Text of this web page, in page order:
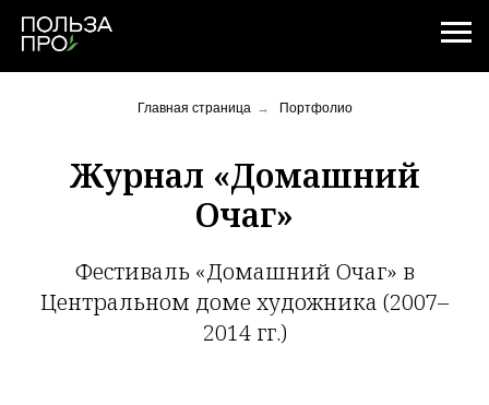
Главная страница → Портфолио
Журнал «Домашний
Очаг»
Фестиваль «Домашний Очаг» в
Центральном доме художника (2007–
2014 гг.)